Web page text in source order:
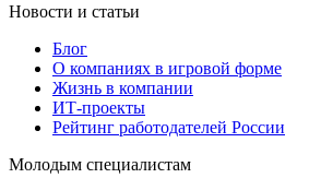
Новости и статьи
Блог
О компаниях в игровой форме
Жизнь в компании
ИТ-проекты
Рейтинг работодателей России
Молодым специалистам